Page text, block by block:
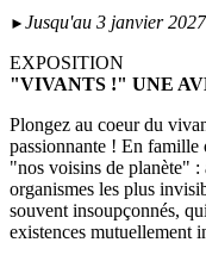
► Jusqu'au 3 janvier 2027
EXPOSITION
"VIVANTS !" UNE
Plongez au coeur du
passionnante ! En famille
"nos voisins de planète"
organismes les plus
souvent insoupçonnés,
existences mutuellement